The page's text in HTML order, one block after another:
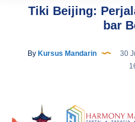
Tiki Beijing:
bar
By Kursus Mandarin 30